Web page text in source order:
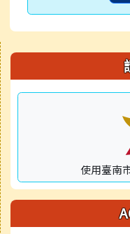
右邊區域內容
使用臺南